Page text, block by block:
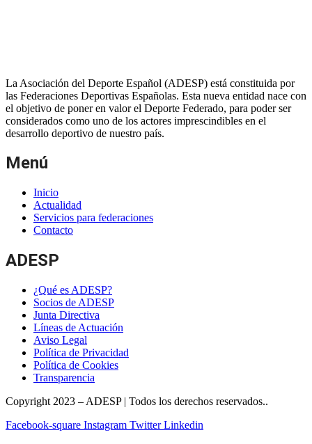
La Asociación del Deporte Español (ADESP) está constituida por
las Federaciones Deportivas Españolas. Esta nueva entidad nace con
el objetivo de poner en valor el Deporte Federado, para poder ser
considerados como uno de los actores imprescindibles en el
desarrollo deportivo de nuestro país.
Menú
Inicio
Actualidad
Servicios para federaciones
Contacto
ADESP
¿Qué es ADESP?
Socios de ADESP
Junta Directiva
Líneas de Actuación
Aviso Legal
Política de Privacidad
Política de Cookies
Transparencia
Copyright 2023 – ADESP | Todos los derechos reservados..
Facebook-square Instagram Twitter Linkedin